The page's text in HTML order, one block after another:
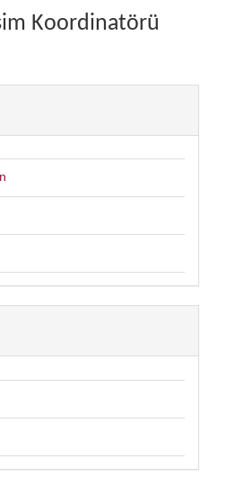
Koordinatörü